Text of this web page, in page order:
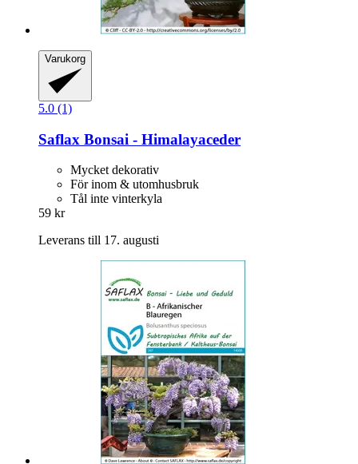
Varukorg
5.0 (1)
Saflax Bonsai -​ Himalayaceder
Mycket dekorativ
För inom & utomhusbruk
Tål inte vinterkyla
59 kr
Leverans till 17. augusti